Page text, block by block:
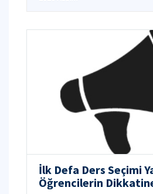
İlk Defa Ders Seçimi
Öğrencilerin